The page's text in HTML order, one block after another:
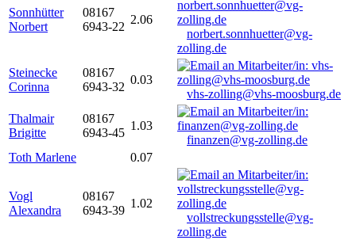
Sonnhütter
Norbert
08167
6943-22
2.06
norbert.sonnhuetter@vg-
zolling.de
Steinecke
Corinna
08167
6943-32
0.03
vhs-zolling@vhs-moosburg.de
Thalmair
Brigitte
08167
6943-45
1.03
finanzen@vg-zolling.de
Toth Marlene
0.07
Vogl
Alexandra
08167
6943-39
1.02
vollstreckungsstelle@vg-
zolling.de